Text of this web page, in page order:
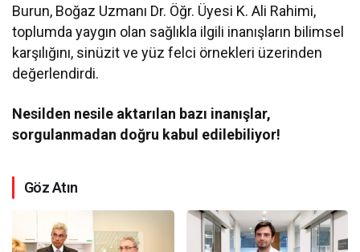
Burun, Boğaz Uzmanı Dr. Öğr. Üyesi K. Ali Rahimi,
toplumda yaygın olan sağlıkla ilgili inanışların bilimsel
karşılığını, sinüzit ve yüz felci örnekleri üzerinden
değerlendirdi.
Nesilden nesile aktarılan bazı inanışlar,
sorgulanmadan doğru kabul edilebiliyor!
Göz Atın